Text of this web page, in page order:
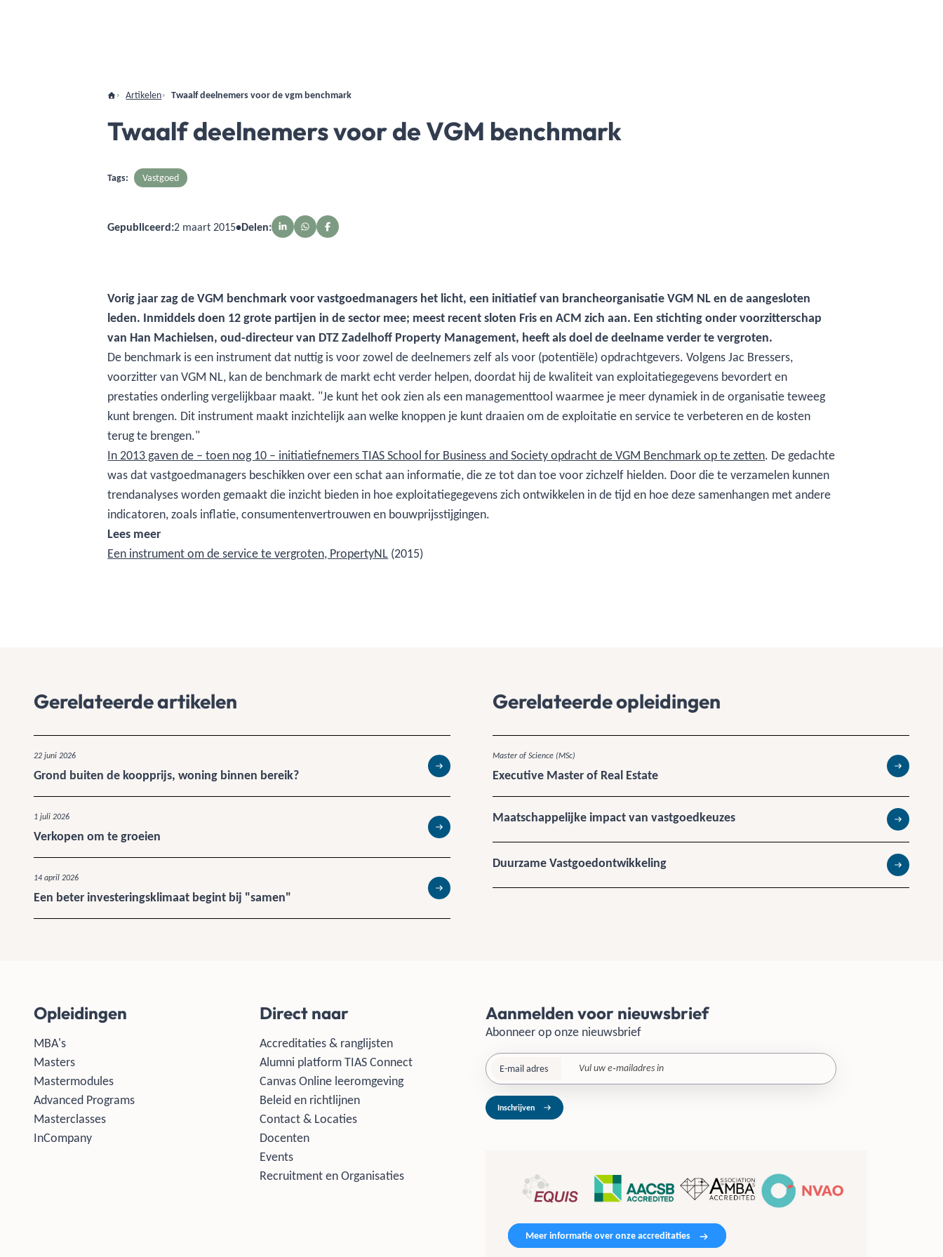
Artikelen Twaalf deelnemers voor de vgm benchmark
Twaalf deelnemers voor de VGM benchmark
Tags: Vastgoed
Gepubliceerd:2 maart 2015•Delen:
Vorig jaar zag de VGM benchmark voor vastgoedmanagers het licht, een initiatief van brancheorganisatie VGM NL en de aangesloten
leden. Inmiddels doen 12 grote partijen in de sector mee; meest recent sloten Fris en ACM zich aan. Een stichting onder voorzitterschap
van Han Machielsen, oud-directeur van DTZ Zadelhoff Property Management, heeft als doel de deelname verder te vergroten.
De benchmark is een instrument dat nuttig is voor zowel de deelnemers zelf als voor (potentiële) opdrachtgevers. Volgens Jac Bressers,
voorzitter van VGM NL, kan de benchmark de markt echt verder helpen, doordat hij de kwaliteit van exploitatiegegevens bevordert en
prestaties onderling vergelijkbaar maakt. "Je kunt het ook zien als een managementtool waarmee je meer dynamiek in de organisatie teweeg
kunt brengen. Dit instrument maakt inzichtelijk aan welke knoppen je kunt draaien om de exploitatie en service te verbeteren en de kosten
terug te brengen."
In 2013 gaven de – toen nog 10 – initiatiefnemers TIAS School for Business and Society opdracht de VGM Benchmark op te zetten. De gedachte
was dat vastgoedmanagers beschikken over een schat aan informatie, die ze tot dan toe voor zichzelf hielden. Door die te verzamelen kunnen
trendanalyses worden gemaakt die inzicht bieden in hoe exploitatiegegevens zich ontwikkelen in de tijd en hoe deze samenhangen met andere
indicatoren, zoals inflatie, consumentenvertrouwen en bouwprijsstijgingen.
Lees meer
Een instrument om de service te vergroten, PropertyNL (2015)
Gerelateerde artikelen
22 juni 2026
Grond buiten de koopprijs, woning binnen bereik? Lees meer
1 juli 2026
Verkopen om te groeien Lees meer
14 april 2026
Een beter investeringsklimaat begint bij "samen" Lees meer
Gerelateerde opleidingen
Master of Science (MSc)
Executive Master of Real Estate Lees meer
Maatschappelijke impact van vastgoedkeuzes
Lees meer
Duurzame Vastgoedontwikkeling
Lees meer
Opleidingen
MBA's
Masters
Mastermodules
Advanced Programs
Masterclasses
InCompany
Direct naar
Accreditaties & ranglijsten
Alumni platform TIAS Connect
Canvas Online leeromgeving
Beleid en richtlijnen
Contact & Locaties
Docenten
Events
Recruitment en Organisaties
Aanmelden voor nieuwsbrief
Abonneer op onze nieuwsbrief
E-mail adres
Inschrijven
Meer informatie over onze accreditaties